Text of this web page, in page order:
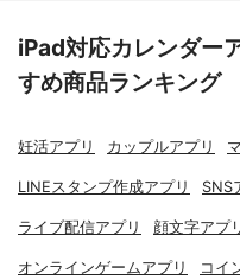
iPad対応カレンダー
すめ商品ランキング
妊活アプリ カップルアプリ
LINEスタンプ作成アプリ SNS
ライブ配信アプリ 顔文字アプ
オンラインゲームアプリ コイ